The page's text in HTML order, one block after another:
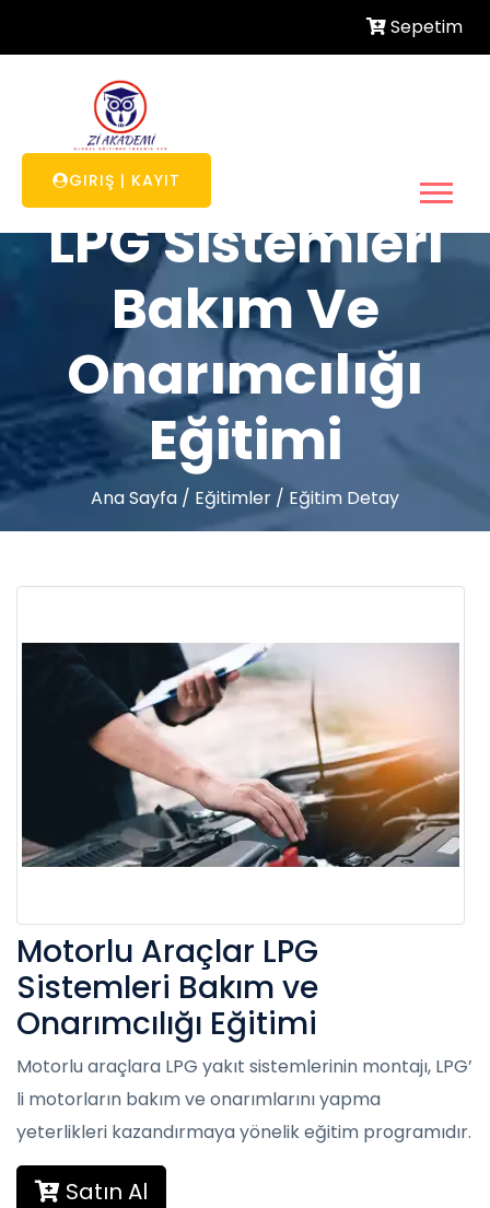
Sepetim
GIRIŞ | KAYIT
Motorlu Araçlar
LPG Sistemleri
Bakım Ve
Onarımcılığı
Eğitimi
Ana Sayfa / Eğitimler / Eğitim Detay
Motorlu Araçlar LPG
Sistemleri Bakım ve
Onarımcılığı Eğitimi
Motorlu araçlara LPG yakıt sistemlerinin montajı, LPG’
li motorların bakım ve onarımlarını yapma
yeterlikleri kazandırmaya yönelik eğitim programıdır.
Satın Al